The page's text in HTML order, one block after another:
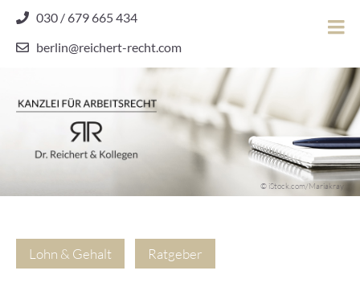
content
030 / 679 665 434
berlin@reichert-recht.com
Dr.
Reichert
Arbeitsrecht
© iStock.com/Mariakray
Lohn & Gehalt Ratgeber